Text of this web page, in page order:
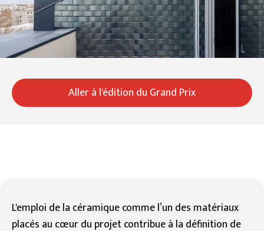
Aller à l'édition du Grand Prix
L'emploi de la céramique comme l’un des matériaux
placés au cœur du projet contribue à la définition de